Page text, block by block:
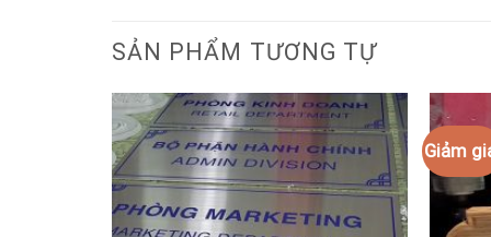
SẢN PHẨM TƯƠNG TỰ
Giảm